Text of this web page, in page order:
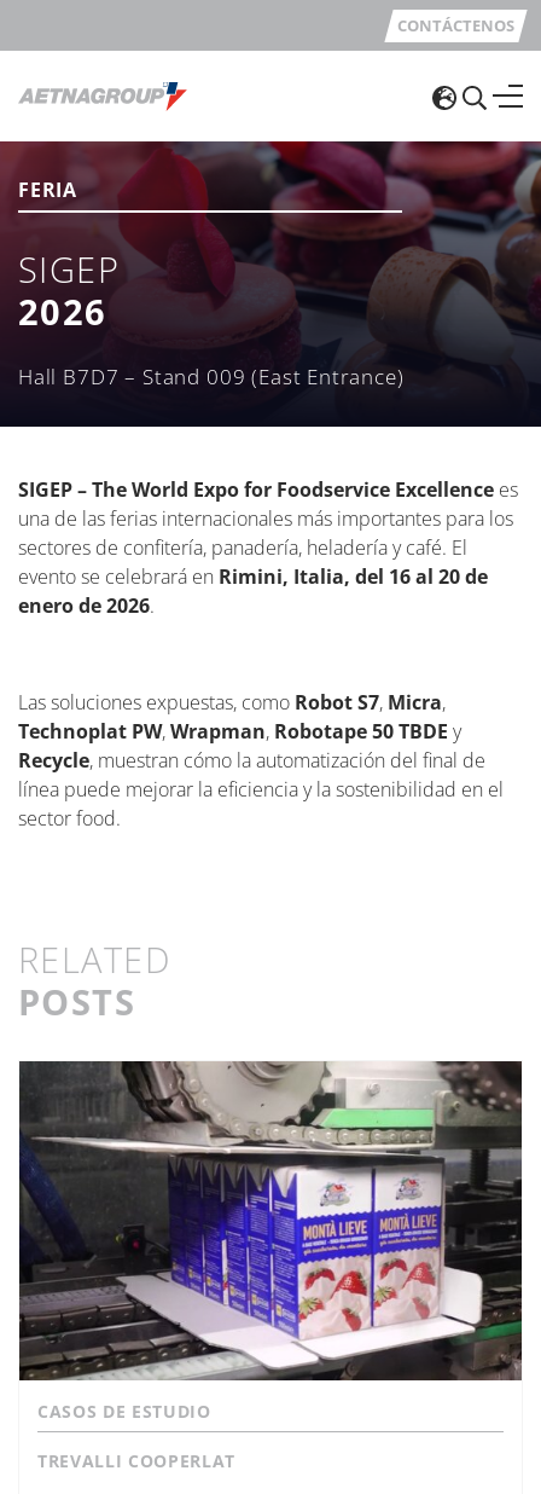
CONTÁCTENOS
FERIA
SIGEP
2026
Hall B7D7 – Stand 009 (East Entrance)
SIGEP – The World Expo for Foodservice Excellence es
una de las ferias internacionales más importantes para los
sectores de confitería, panadería, heladería y café. El
evento se celebrará en Rimini, Italia, del 16 al 20 de
enero de 2026.
Las soluciones expuestas, como Robot S7, Micra,
Technoplat PW,Wrapman, Robotape 50 TBDE y
Recycle, muestran cómo la automatización del final de
línea puede mejorar la eficiencia y la sostenibilidad en el
sector food.
RELATED
POSTS
CASOS DE ESTUDIO
TREVALLI COOPERLAT